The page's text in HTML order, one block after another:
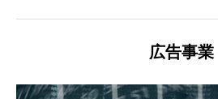
広告事業